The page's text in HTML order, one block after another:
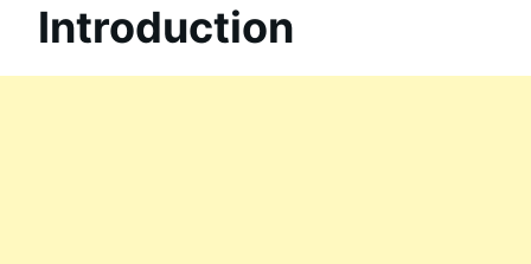
Introduction